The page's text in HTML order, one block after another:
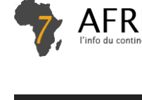
Skip
content